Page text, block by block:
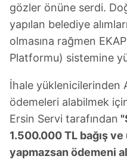
gözler önüne serdi.
yapılan belediye
olmasına rağmen
Platformu) sistemine
İhale yüklenicilerinden
ödemeleri alabilmek
Ersin Servi tarafından
1.500.000 TL bağış
yapmazsan ödemeni